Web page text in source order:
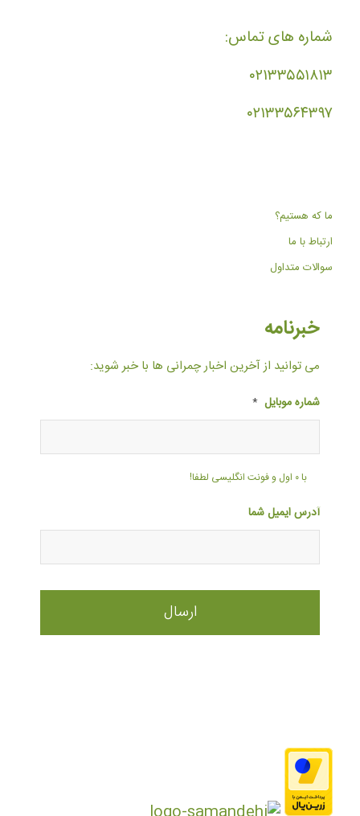
شماره های تماس:
۰۲۱۳۳۵۵۱۸۱۳
۰۲۱۳۳۵۶۴۳۹۷
ما که هستیم؟
ارتباط با ما
سوالات متداول
خبرنامه
می توانید از آخرین اخبار چمرانی ها با خبر شوید:
شماره موبایل *
با ۰ اول و فونت انگلیسی لطفا!
آدرس ایمیل شما